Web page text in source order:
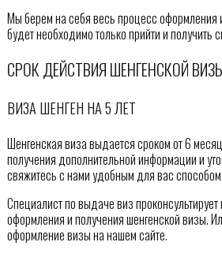
Мы берем на себя весь процесс оформления
будет необходимо только прийти и получить
СРОК ДЕЙСТВИЯ ШЕНГЕНСКОЙ
ВИЗА ШЕНГЕН НА 5 ЛЕТ
Шенгенская виза выдается сроком от 6
получения дополнительной информации и
свяжитесь с нами удобным для вас способом.
Специалист по выдаче виз
оформления и получения шенгенской визы.
оформление визы на нашем сайте.